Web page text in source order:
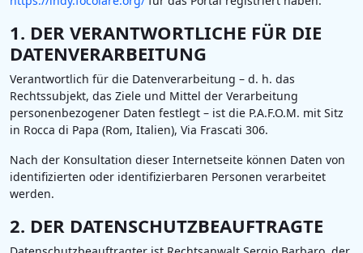
1. DER VERANTWORTLICHE FÜR DIE
DATENVERARBEITUNG
Verantwortlich für die Datenverarbeitung – d. h. das
Rechtssubjekt, das Ziele und Mittel der Verarbeitung
personenbezogener Daten festlegt – ist die P.A.F.O.M. mit Sitz
in Rocca di Papa (Rom, Italien), Via Frascati 306.
Nach der Konsultation dieser Internetseite können Daten von
identifizierten oder identifizierbaren Personen verarbeitet
werden.
2. DER DATENSCHUTZBEAUFTRAGTE